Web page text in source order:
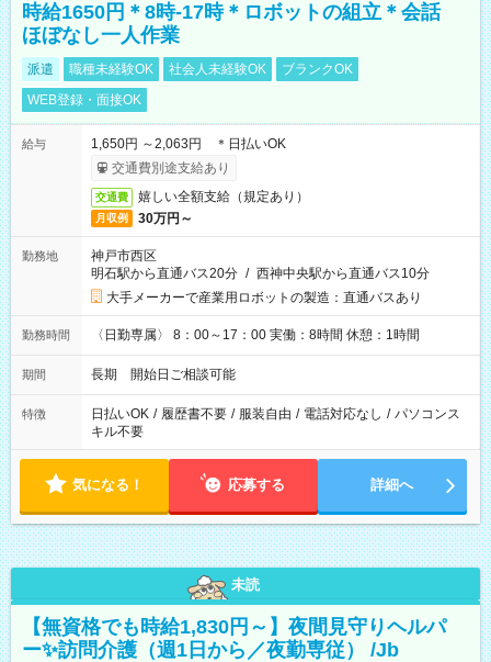
時給1650円＊8時-17時＊ロボットの組立＊会話
ほぼなし一人作業
派遣 職種未経験OK 社会人未経験OK
ブランクOK
WEB登録・面接OK
給与
1,650円 ～2,063円 ＊日払いOK
交通費別途支給あり
交通費 嬉しい全額支給（規定あり）
月収例 30万円～
勤務地
神戸市西区
明石駅から直通バス20分 / 西神中央駅から直通バス10分
大手メーカーで産業用ロボットの製造：直通バスあり
勤務時間 〈日勤専属〉 8：00～17：00 実働：8時間 休憩：1時間
期間 長期 開始日ご相談可能
特徴 日払いOK / 履歴書不要 / 服装自由 / 電話対応なし / パソコンス
キル不要
気になる！ 応募する 詳細へ
未読
【無資格でも時給1,830円～】夜間見守りヘルパ
ー✨訪問介護（週1日から／夜勤専従） /Jb